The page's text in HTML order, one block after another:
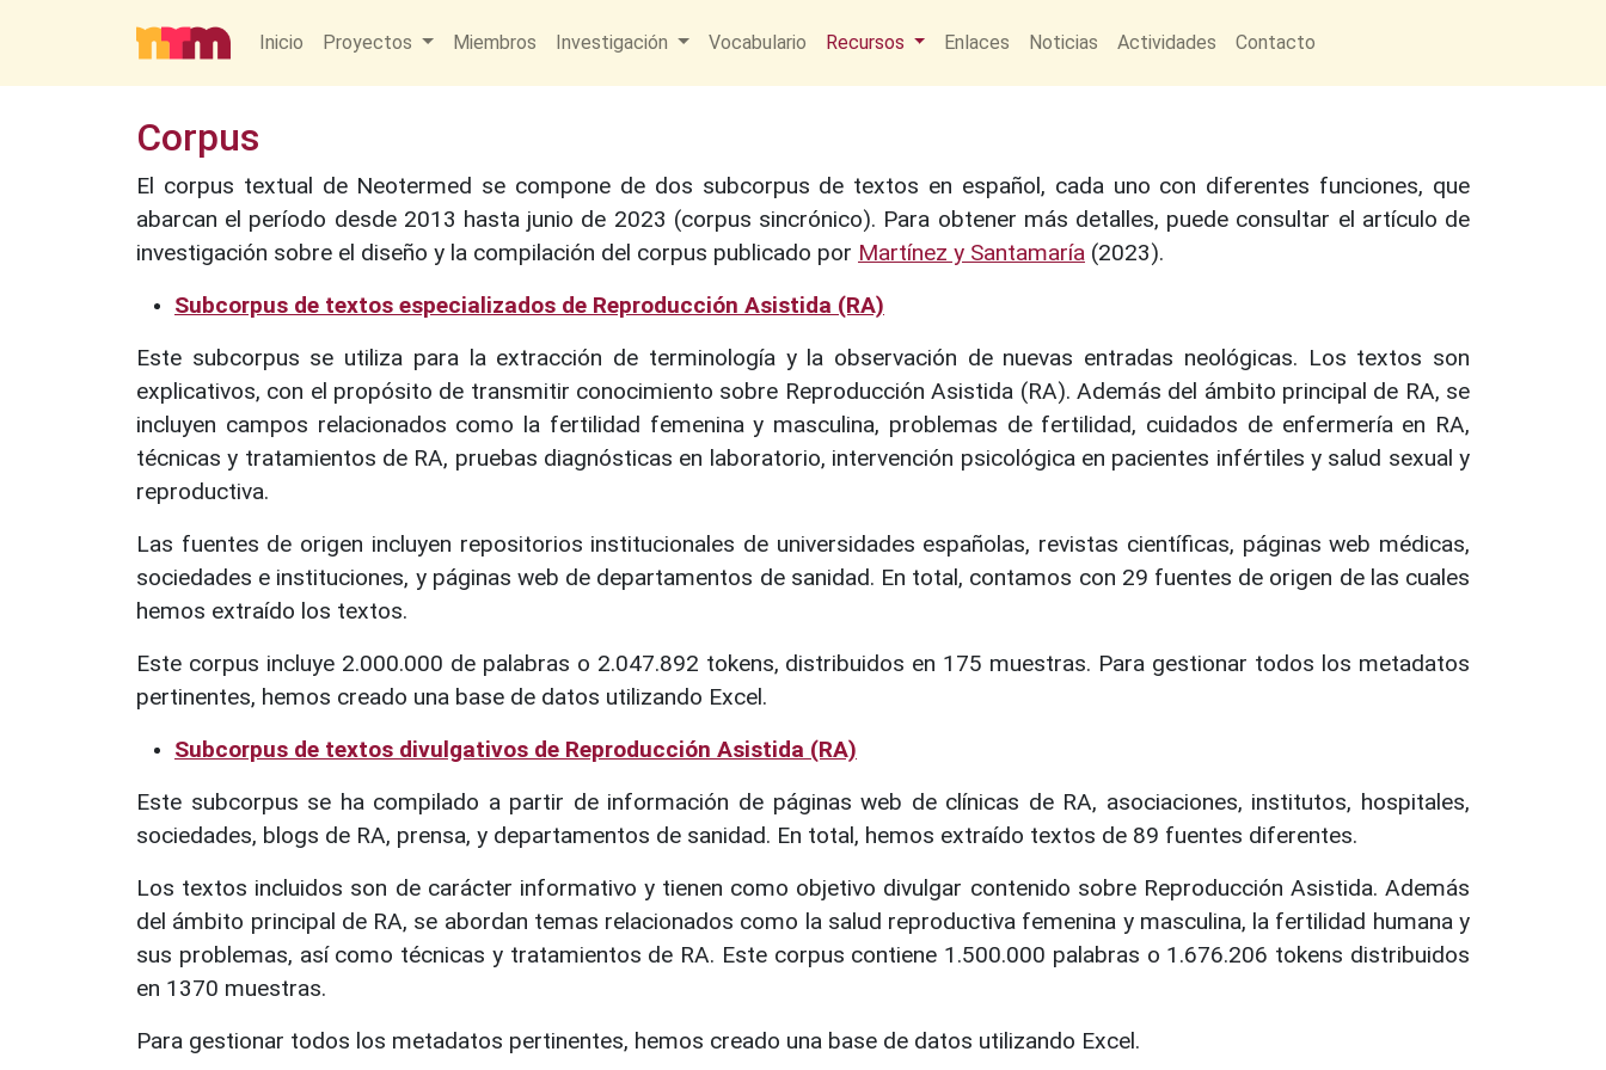
Inicio Proyectos Miembros Investigación Vocabulario Recursos Enlaces Noticias Actividades Contacto
Corpus
El corpus textual de Neotermed se compone de dos subcorpus de textos en español, cada uno con diferentes funciones, que
abarcan el período desde 2013 hasta junio de 2023 (corpus sincrónico). Para obtener más detalles, puede consultar el artículo de
investigación sobre el diseño y la compilación del corpus publicado por Martínez y Santamaría (2023).
Subcorpus de textos especializados de Reproducción Asistida (RA)
Este subcorpus se utiliza para la extracción de terminología y la observación de nuevas entradas neológicas. Los textos son
explicativos, con el propósito de transmitir conocimiento sobre Reproducción Asistida (RA). Además del ámbito principal de RA, se
incluyen campos relacionados como la fertilidad femenina y masculina, problemas de fertilidad, cuidados de enfermería en RA,
técnicas y tratamientos de RA, pruebas diagnósticas en laboratorio, intervención psicológica en pacientes infértiles y salud sexual y
reproductiva.
Las fuentes de origen incluyen repositorios institucionales de universidades españolas, revistas científicas, páginas web médicas,
sociedades e instituciones, y páginas web de departamentos de sanidad. En total, contamos con 29 fuentes de origen de las cuales
hemos extraído los textos.
Este corpus incluye 2.000.000 de palabras o 2.047.892 tokens, distribuidos en 175 muestras. Para gestionar todos los metadatos
pertinentes, hemos creado una base de datos utilizando Excel.
Subcorpus de textos divulgativos de Reproducción Asistida (RA)
Este subcorpus se ha compilado a partir de información de páginas web de clínicas de RA, asociaciones, institutos, hospitales,
sociedades, blogs de RA, prensa, y departamentos de sanidad. En total, hemos extraído textos de 89 fuentes diferentes.
Los textos incluidos son de carácter informativo y tienen como objetivo divulgar contenido sobre Reproducción Asistida. Además
del ámbito principal de RA, se abordan temas relacionados como la salud reproductiva femenina y masculina, la fertilidad humana y
sus problemas, así como técnicas y tratamientos de RA. Este corpus contiene 1.500.000 palabras o 1.676.206 tokens distribuidos
en 1370 muestras.
Para gestionar todos los metadatos pertinentes, hemos creado una base de datos utilizando Excel.